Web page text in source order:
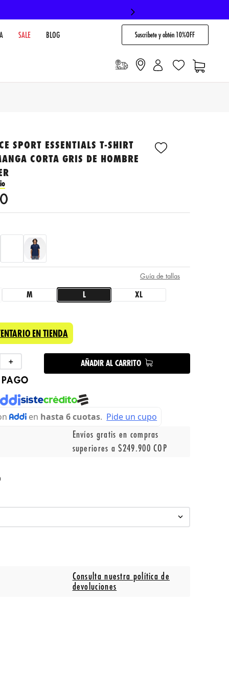
SALE BLOG Suscribete y obtén 10%OFF
SPORT ESSENTIALS T-SHIRT
CORTA GRIS DE HOMBRE
M L XL
Guía de tallas
EN TIENDA
＋ AÑADIR AL CARRITO
Envíos gratis en compras
superiores a $249.900 COP
Consulta nuestra política de
devoluciones